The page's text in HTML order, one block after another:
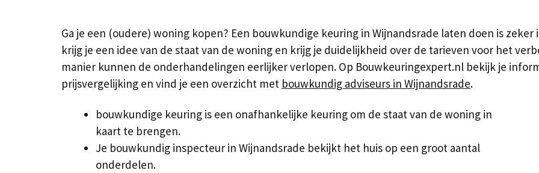
Ga je een (oudere) woning kopen? Een bouwkundige keuring in Wijnandsrade laten doen is
krijg je een idee van de staat van de woning en krijg je duidelijkheid over de tarieven voor het
manier kunnen de onderhandelingen eerlijker verlopen. Op Bouwkeuringexpert.nl bekijk je
prijsvergelijking en vind je een overzicht met bouwkundig adviseurs in Wijnandsrade.
bouwkundige keuring is een onafhankelijke keuring om de staat van de woning in
kaart te brengen.
Je bouwkundig inspecteur in Wijnandsrade bekijkt het huis op een groot aantal
onderdelen.